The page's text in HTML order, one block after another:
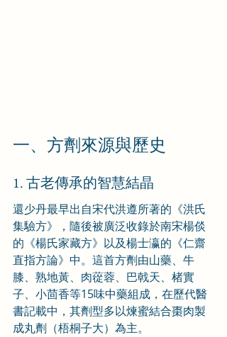
一、方劑來源與歷史
1. 古老傳承的智慧結晶
還少丹最早出自宋代洪遵所著的《洪氏
集驗方》，隨後被廣泛收錄於南宋楊倓
的《楊氏家藏方》以及楊士瀛的《仁齋
直指方論》中。這首方劑由山藥、牛
膝、熟地黃、肉蓯蓉、巴戟天、楮實
子、小茴香等15味中藥組成，在歷代醫
書記載中，其劑型多以煉蜜結合棗肉製
成丸劑（梧桐子大）為主。